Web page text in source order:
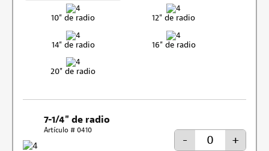
10" de radio 12" de radio
14" de radio 16" de radio
20" de radio
7-1/4" de radio
Artículo # 0410
- +